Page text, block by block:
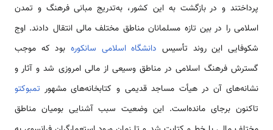
پرداختند و در بازگشت به این کشور، به‌تدریج مبانی فرهنگ و تمدن
اسلامی‌ را در بین تازه مسلمانان مناطق مختلف مالی انتقال دادند. اوج
شکوفایی این روند تأسیس دانشگاه اسلامی‌ سانکوره بود که موجب
گسترش فرهنگ اسلامی ‌در مناطق وسیعی از مالی امروزی شد و آثار و
نشانه‌های آن در هیأت مساجد قدیمی ‌و کتابخانه‌های مشهور تمبوکتو
تاکنون برجای مانده‌است. این وضعیت سبب آشنایی بومیان مناطق